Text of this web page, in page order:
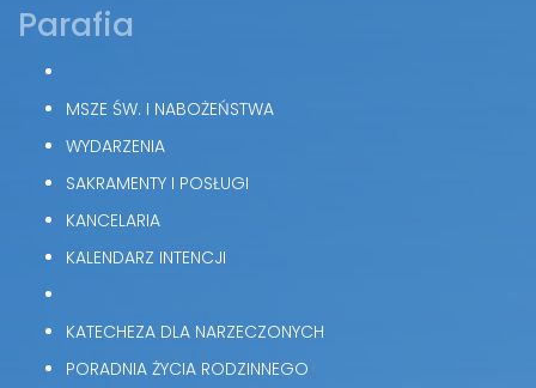
Parafia
MSZE ŚW. I NABOŻEŃSTWA
WYDARZENIA
SAKRAMENTY I POSŁUGI
KANCELARIA
KALENDARZ INTENCJI
KATECHEZA DLA NARZECZONYCH
PORADNIA ŻYCIA RODZINNEGO